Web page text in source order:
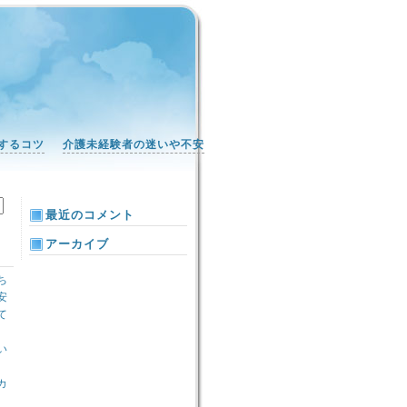
るコツ 介護未経験者の迷いや不安
最近のコメント
アーカイブ